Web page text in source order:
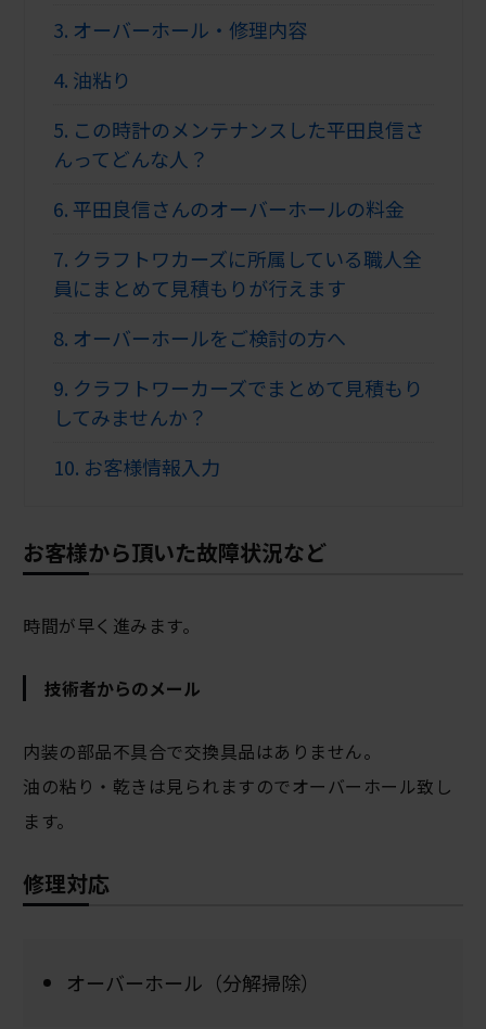
3. オーバーホール・修理内容
4. 油粘り
5. この時計のメンテナンスした平田良信さ
んってどんな人？
6. 平田良信さんのオーバーホールの料金
7. クラフトワカーズに所属している職人全
員にまとめて見積もりが行えます
8. オーバーホールをご検討の方へ
9. クラフトワーカーズでまとめて見積もり
してみませんか？
10. お客様情報入力
お客様から頂いた故障状況など
時間が早く進みます。
技術者からのメール
内装の部品不具合で交換具品はありません。
油の粘り・乾きは見られますのでオーバーホール致し
ます。
修理対応
オーバーホール（分解掃除）